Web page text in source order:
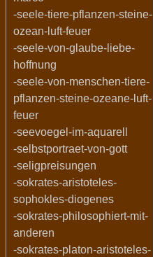
-seele-tiere-pflanzen-steine-
ozean-luft-feuer
-seele-von-glaube-liebe-
hoffnung
-seele-von-menschen-tiere-
pflanzen-steine-ozeane-luft-
feuer
-seevoegel-im-aquarell
-selbstportraet-von-gott
-seligpreisungen
-sokrates-aristoteles-
sophokles-diogenes
-sokrates-philosophiert-mit-
anderen
-sokrates-platon-aristoteles-